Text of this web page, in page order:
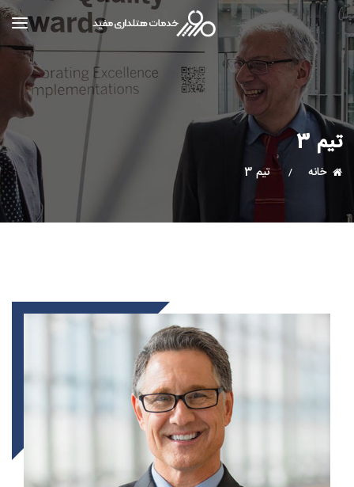
تیم 3
خانه تیم 3